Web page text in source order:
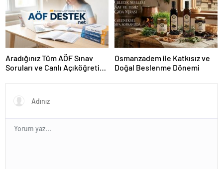
Aradığınız Tüm AÖF Sınav
Soruları ve Canlı Açıköğretim
Osmanzadem ile Katkısız ve
Doğal Beslenme Dönemi